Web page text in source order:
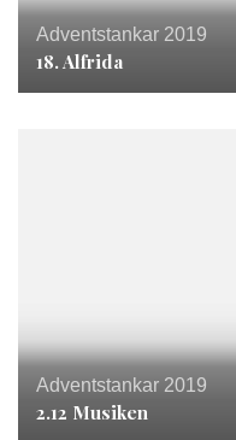
Adventstankar 2019
18. Alfrida
Adventstankar 2019
2.12 Musiken